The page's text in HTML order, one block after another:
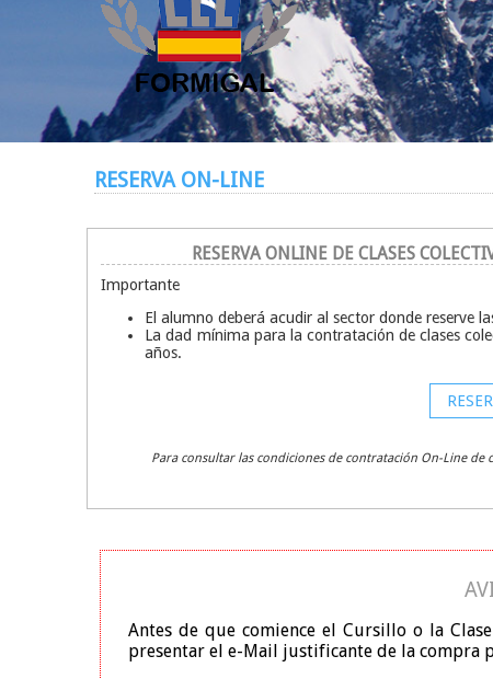
RESERVA ON-LINE
RESERVA ONLINE DE CLASES
Importante
El alumno deberá acudir al sector donde reserve
La dad mínima para la contratación de clases
años.
Para consultar las condiciones de contratación On-Line de
Antes de que comience el Cursillo o la
presentar el e-Mail justificante de la compra